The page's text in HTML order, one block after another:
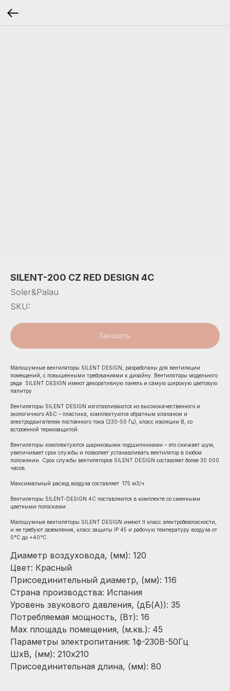
SILENT-200 CZ RED DESIGN 4C
Soler&Palau
SKU:
Заказать
Малошумные вентиляторы SILENT DESIGN, разработаны для вентиляции
помещений, с повышенными требованиями к дизайну. Вентиляторы модельного
ряда SILENT DESIGN имеют декоративную панель и самую широкую цветовую
палитру.
Вентиляторы SILENT DESIGN изготавливаются из высококачественного и
экологичного АБС – пластика, комплектуются обратным клапаном и
электродвигателем постоянного тока (230-50 Гц), класс изоляции В, со
встроенной термозащитой.
Вентиляторы комплектуются шариковыми подшипниками – это снижает шум,
увеличивает срок службы и позволяет устанавливать вентилятор в любом
положении. Срок службы вентиляторов SILENT DESIGN составляет более 30 000
часов.
Максимальный расход воздуха составляет 175 м3/ч.
Вентиляторы SILENT-DESIGN 4C поставляются в комплекте со сменными
цветными полосками.
Малошумные вентиляторы SILENT DESIGN имеют II класс электробезопасности,
и не требуют заземления, класс защиты IP 45 и рабочую температуру воздуха от
0°С до +40°С.
Диаметр воздуховода, (мм): 120
Цвет: Красный
Присоединительный диаметр, (мм): 116
Страна производства: Испания
Уровень звукового давления, (дБ(А)): 35
Потребляемая мощность, (Вт): 16
Max площадь помещения, (м.кв.): 45
Параметры электропитания: 1ф-230В-50Гц
ШхВ, (мм): 210х210
Присоединительная длина, (мм): 80